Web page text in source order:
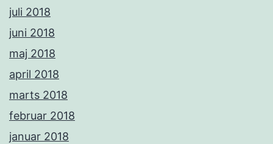
juli 2018
juni 2018
maj 2018
april 2018
marts 2018
februar 2018
januar 2018